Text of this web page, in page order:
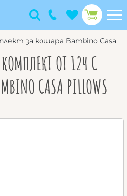
за кошара Bambino Casa
ОТ 12Ч С
CASA PILLOWS